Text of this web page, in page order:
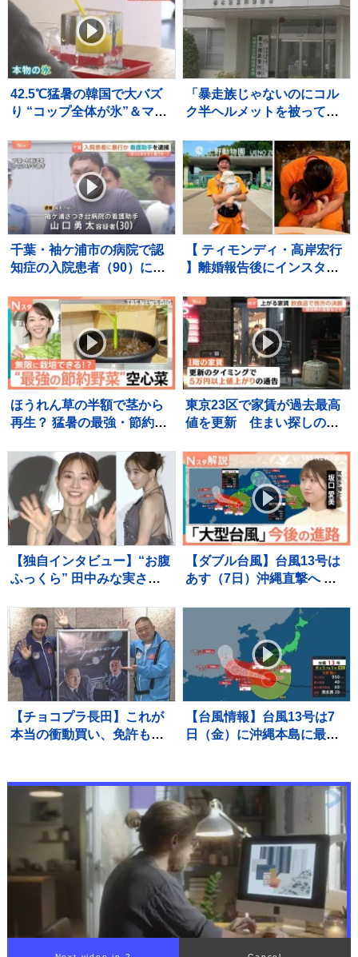
捕 少女に“パパ活”斡旋繰
り返したか 警視庁
42.5℃猛暑の韓国で大バズ
り “コップ全体が氷”＆マイ
ジネスの最前線を取材
「暴走族じゃないのにコル
ク半ヘルメットを被って
少年らと父親を傷害の疑い
で逮捕
千葉・袖ケ浦市の病院で認
知症の入院患者（90）に暴
手の男（30）を逮捕 千葉県
警
【 ティモンディ・高岸宏行
】離婚報告後にインスタ開
〝鼓舞〟投稿連投中 「ど
んな病院の薬よりも、特効
薬がありそうなお父さんの
ハグ」
ほうれん草の半額で茎から
再生？ 猛暑の最強・節約野
タ】
東京23区で家賃が過去最高
値を更新 住まい探しの苦
苦渋の決断も…
【独自インタビュー】“お腹
ふっくら” 田中みな実さ
“プライベートな時間” は？
【ダブル台風】台風13号は
あす（7日）沖縄直撃へ 熊
いつ？どこに接近？【Nス
【チョコプラ長田】これが
本当の衝動買い、免許も無
屋で
【台風情報】台風13号は7
日（金）に沖縄本島に最接
響長期化か…被災地・熊本
でも風が強まるおそれ【8月
7日あすの天気】